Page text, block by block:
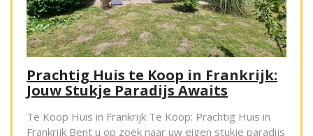
Prachtig Huis te Koop in Frankrijk:
Jouw Stukje Paradijs Awaits
Te Koop Huis in Frankrijk Te Koop: Prachtig Huis in
Frankrijk Bent u op zoek naar uw eigen stukje paradijs